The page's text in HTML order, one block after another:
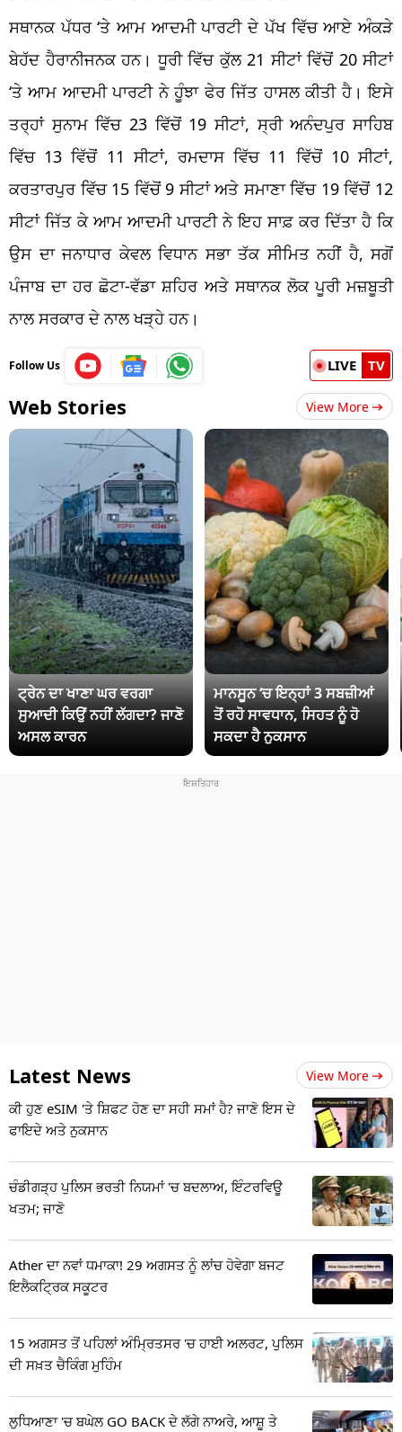
ਸਥਾਨਕ ਪੱਧਰ ‘ਤੇ ਆਮ ਆਦਮੀ ਪਾਰਟੀ ਦੇ ਪੱਖ ਵਿੱਚ ਆਏ ਅੰਕੜੇ
ਬੇਹੱਦ ਹੈਰਾਨੀਜਨਕ ਹਨ। ਧੂਰੀ ਵਿੱਚ ਕੁੱਲ 21 ਸੀਟਾਂ ਵਿੱਚੋਂ 20 ਸੀਟਾਂ
‘ਤੇ ਆਮ ਆਦਮੀ ਪਾਰਟੀ ਨੇ ਹੂੰਝਾ ਫੇਰ ਜਿੱਤ ਹਾਸਲ ਕੀਤੀ ਹੈ। ਇਸੇ
ਤਰ੍ਹਾਂ ਸੁਨਾਮ ਵਿੱਚ 23 ਵਿੱਚੋਂ 19 ਸੀਟਾਂ, ਸ੍ਰੀ ਅਨੰਦਪੁਰ ਸਾਹਿਬ
ਵਿੱਚ 13 ਵਿੱਚੋਂ 11 ਸੀਟਾਂ, ਰਮਦਾਸ ਵਿੱਚ 11 ਵਿੱਚੋਂ 10 ਸੀਟਾਂ,
ਕਰਤਾਰਪੁਰ ਵਿੱਚ 15 ਵਿੱਚੋਂ 9 ਸੀਟਾਂ ਅਤੇ ਸਮਾਣਾ ਵਿੱਚ 19 ਵਿੱਚੋਂ 12
ਸੀਟਾਂ ਜਿੱਤ ਕੇ ਆਮ ਆਦਮੀ ਪਾਰਟੀ ਨੇ ਇਹ ਸਾਫ਼ ਕਰ ਦਿੱਤਾ ਹੈ ਕਿ
ਉਸ ਦਾ ਜਨਾਧਾਰ ਕੇਵਲ ਵਿਧਾਨ ਸਭਾ ਤੱਕ ਸੀਮਿਤ ਨਹੀਂ ਹੈ, ਸਗੋਂ
ਪੰਜਾਬ ਦਾ ਹਰ ਛੋਟਾ-ਵੱਡਾ ਸ਼ਹਿਰ ਅਤੇ ਸਥਾਨਕ ਲੋਕ ਪੂਰੀ ਮਜ਼ਬੂਤੀ
ਨਾਲ ਸਰਕਾਰ ਦੇ ਨਾਲ ਖੜ੍ਹੇ ਹਨ।
Follow Us LIVE TV
Web Stories View More
ਟ੍ਰੇਨ ਦਾ ਖਾਣਾ ਘਰ ਵਰਗਾ
ਸੁਆਦੀ ਕਿਉਂ ਨਹੀਂ ਲੱਗਦਾ? ਜਾਣੋ
ਅਸਲ ਕਾਰਨ
ਮਾਨਸੂਨ ‘ਚ ਇਨ੍ਹਾਂ 3 ਸਬਜ਼ੀਆਂ
ਤੋਂ ਰਹੋ ਸਾਵਧਾਨ, ਸਿਹਤ ਨੂੰ ਹੋ
ਸਕਦਾ ਹੈ ਨੁਕਸਾਨ
Latest News View More
ਕੀ ਹੁਣ eSIM 'ਤੇ ਸ਼ਿਫਟ ਹੋਣ ਦਾ ਸਹੀ ਸਮਾਂ ਹੈ? ਜਾਣੋ ਇਸ ਦੇ
ਫਾਇਦੇ ਅਤੇ ਨੁਕਸਾਨ
ਚੰਡੀਗੜ੍ਹ ਪੁਲਿਸ ਭਰਤੀ ਨਿਯਮਾਂ 'ਚ ਬਦਲਾਅ, ਇੰਟਰਵਿਊ
ਖਤਮ; ਜਾਣੋ
Ather ਦਾ ਨਵਾਂ ਧਮਾਕਾ! 29 ਅਗਸਤ ਨੂੰ ਲਾਂਚ ਹੋਵੇਗਾ ਬਜਟ
ਇਲੈਕਟ੍ਰਿਕ ਸਕੂਟਰ
15 ਅਗਸਤ ਤੋਂ ਪਹਿਲਾਂ ਅੰਮ੍ਰਿਤਸਰ 'ਚ ਹਾਈ ਅਲਰਟ, ਪੁਲਿਸ
ਦੀ ਸਖ਼ਤ ਚੈਕਿੰਗ ਮੁਹਿੰਮ
ਲੁਧਿਆਣਾ 'ਚ ਬਘੇਲ GO BACK ਦੇ ਲੱਗੇ ਨਾਅਰੇ, ਆਸ਼ੂ ਤੇ